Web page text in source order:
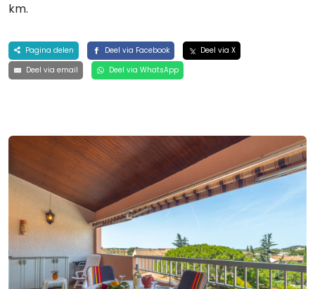
km.
Pagina delen Deel via Facebook
Deel via X
Deel via email
Deel via WhatsApp